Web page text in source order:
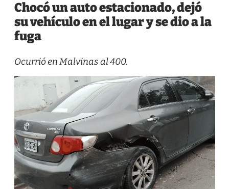
Chocó un auto estacionado, dejó
su vehículo en el lugar y se dio a la
fuga
Ocurrió en Malvinas al 400.